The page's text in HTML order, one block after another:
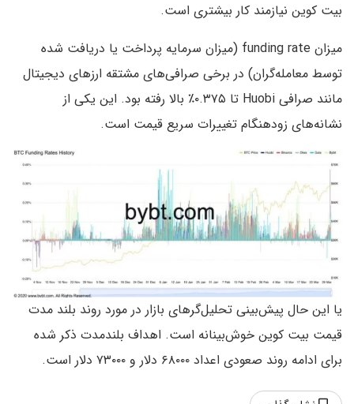
بیت کوین نیازمند کار بیشتری است.
میزان funding rate (میزان سرمایه پرداخت یا دریافت شده
توسط معامله‌گران) در برخی صرافی‌های مشتقه ارزهای دیجیتال
مانند صرافی Huobi تا ۰.۳۷۵٪ بالا رفته بود. این یکی از
نشانه‌های زودهنگام تغییرات سریع قیمت است.
یا این حال پیش‌بینی تحلیل‌گرهای بازار در مورد روند بلند مدت
قیمت بیت کوین خوش‌بینانه است. اهداف بلندمدت ذکر شده
برای ادامه روند صعودی اعداد ۶۸۰۰۰ دلار و ۷۳۰۰۰ دلار است.